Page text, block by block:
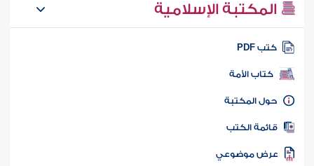
المكتبة الإسلامية
كتب PDF
كتاب الأمة
المكتبة
الكتب